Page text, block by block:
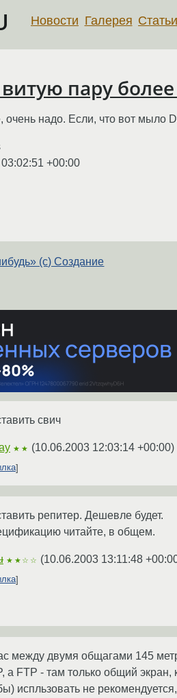
Новости Галерея Статьи
пару
очень надо. Если, что вот
+00:00
(с) Создание
свич
★★ (10.06.2003 12:03:14 +00:00)
репитер. Дешевле будет.
читайте, в общем.
★★☆☆ (10.06.2003 13:11:48
между двумя общагами 145
а FTP - там только общий
испльзовать не